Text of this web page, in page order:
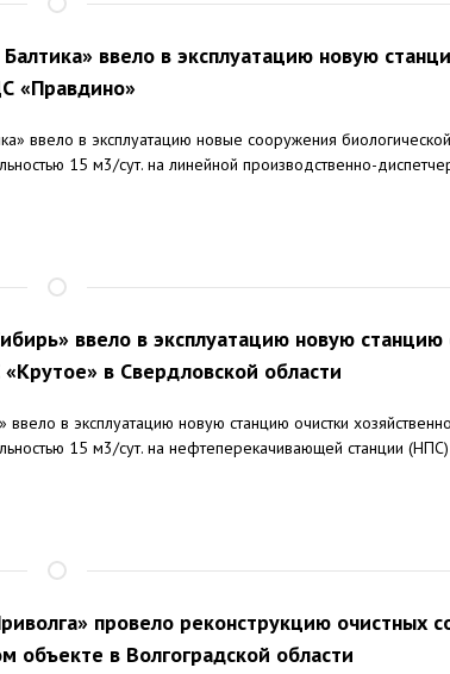
ввело в эксплуатацию новую
«Правдино»
ввело в эксплуатацию новые сооружения биологической
15 м3/сут. на линейной производственно-
ввело в эксплуатацию новую станцию
в Свердловской области
в эксплуатацию новую станцию очистки
15 м3/сут. на нефтеперекачивающей станции
провело реконструкцию очистных
объекте в Волгоградской области